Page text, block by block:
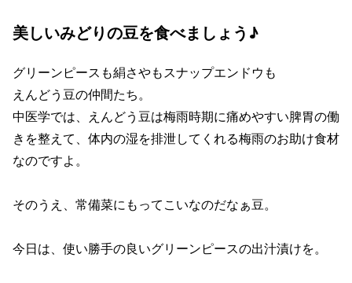
美しいみどりの豆を食べましょう♪
グリーンピースも絹さやもスナップエンドウも
えんどう豆の仲間たち。
中医学では、えんどう豆は梅雨時期に痛めやすい脾胃の働
きを整えて、体内の湿を排泄してくれる梅雨のお助け食材
なのですよ。
そのうえ、常備菜にもってこいなのだなぁ豆。
今日は、使い勝手の良いグリーンピースの出汁漬けを。